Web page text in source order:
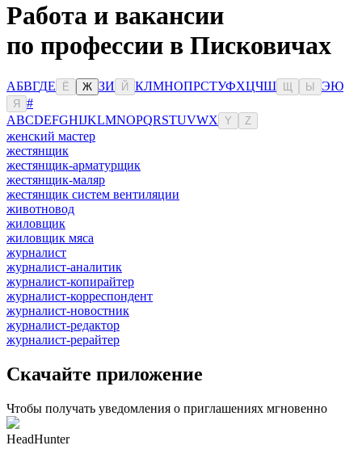
Работа и вакансии
по профессии в Писковичах
АБВГДЕ Ё Ж ЗИ Й КЛМНОПРСТУФХЦЧШ Ы ЭЮ
Я
#
ABCDEFGHIJKLMNOPQRSTUVWX Y Z
женский мастер
жестянщик
жестянщик-арматурщик
жестянщик-маляр
жестянщик систем вентиляции
животновод
жиловщик
жиловщик мяса
журналист
журналист-аналитик
журналист-копирайтер
журналист-корреспондент
журналист-новостник
журналист-редактор
журналист-рерайтер
Скачайте приложение
Чтобы получать уведомления о приглашениях мгновенно
HeadHunter